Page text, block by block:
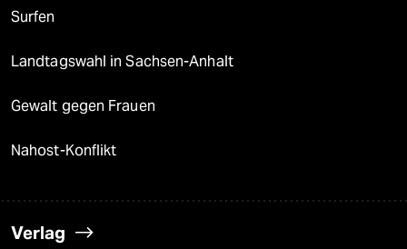
Surfen
Landtagswahl in Sachsen-Anhalt
Gewalt gegen Frauen
Nahost-Konflikt
Verlag